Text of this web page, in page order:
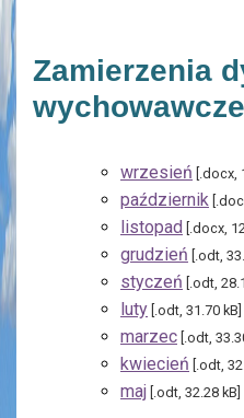
Zamierzenia
wychowawcze
wrzesień [.docx,
październik
listopad [.docx,
grudzień [.odt,
styczeń [.odt,
luty [.odt, 31.70 kB]
marzec [.odt,
kwiecień [.odt,
maj [.odt, 32.28 kB]